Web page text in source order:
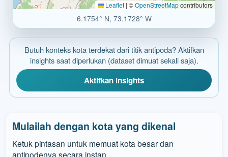
Leaflet | ©OpenStreetMapcontributors
6.1754° N, 73.1728° W
Butuh konteks kota terdekat dari titik antipoda? Aktifkan
insights saat diperlukan (dataset dimuat sekali saja).
Aktifkan insights
Mulailah dengan kota yang dikenal
Ketuk pintasan untuk memuat kota besar dan
antipodenya secara instan.